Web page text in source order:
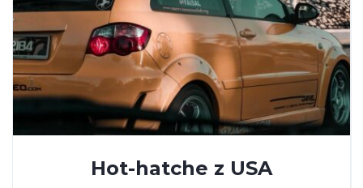
Hot-hatche z USA